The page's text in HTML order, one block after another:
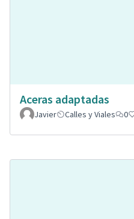
Aceras adaptadas
Javier
Calles y Viales 0